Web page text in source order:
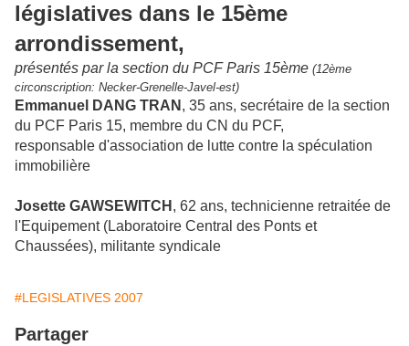
législatives dans le 15ème
arrondissement,
présentés par la section du PCF Paris 15ème (12ème
circonscription: Necker-Grenelle-Javel-est)
Emmanuel DANG TRAN , 35 ans, secrétaire de la section
du PCF Paris 15, membre du CN du PCF,
responsable d'association de lutte contre la spéculation
immobilière
Josette GAWSEWITCH , 62 ans, technicienne retraitée de
l'Equipement (Laboratoire Central des Ponts et
Chaussées), militante syndicale
#LEGISLATIVES 2007
Partager